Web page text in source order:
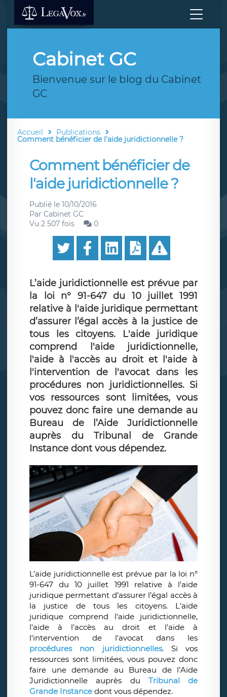
Cabinet GC
Bienvenue sur le blog du Cabinet
GC
Accueil Publications
Comment bénéficier de l'aide juridictionnelle ?
Comment bénéficier de
l'aide juridictionnelle ?
Publié le 10/10/2016
Par Cabinet GC
Vu 2 507 fois
0
L’aide juridictionnelle est prévue par
la loi n° 91-647 du 10 juillet 1991
relative à l'aide juridique permettant
d’assurer l’égal accès à la justice de
tous les citoyens. L'aide juridique
comprend l'aide juridictionnelle,
l'aide à l'accès au droit et l'aide à
l'intervention de l'avocat dans les
procédures non juridictionnelles. Si
vos ressources sont limitées, vous
pouvez donc faire une demande au
Bureau de l’Aide Juridictionnelle
auprès du Tribunal de Grande
Instance dont vous dépendez.
L’aide juridictionnelle est prévue par la loi n°
91-647 du 10 juillet 1991 relative à l'aide
juridique permettant d’assurer l’égal accès à
la justice de tous les citoyens. L'aide
juridique comprend l'aide juridictionnelle,
l'aide à l'accès au droit et l'aide à
l'intervention de l'avocat dans les
procédures non juridictionnelles. Si vos
ressources sont limitées, vous pouvez donc
faire une demande au Bureau de l’Aide
Juridictionnelle auprès du Tribunal de
Grande Instance dont vous dépendez.